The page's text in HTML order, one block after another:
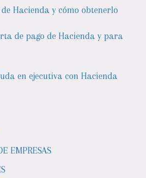
de Hacienda y cómo obtenerlo
de pago de Hacienda y para
en ejecutiva con Hacienda
EMPRESAS